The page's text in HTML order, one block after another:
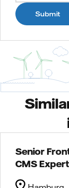
Submit
Senior
CMS Expert